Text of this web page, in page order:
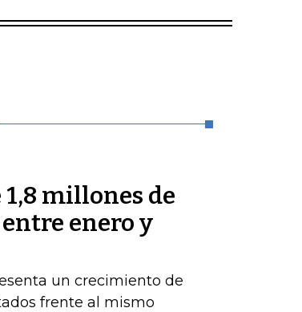
millones de
enero y
un crecimiento de
frente al mismo